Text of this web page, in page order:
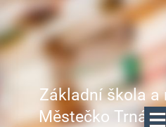
Základní škola a
Městečko